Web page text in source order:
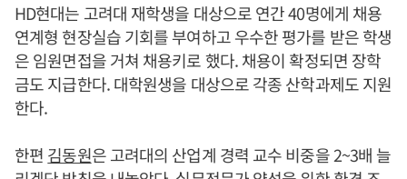
HD현대는 고려대 재학생을 대상으로 연간 40명에게 채용
연계형 현장실습 기회를 부여하고 우수한 평가를 받은 학생
은 임원면접을 거쳐 채용키로 했다. 채용이 확정되면 장학
금도 지급한다. 대학원생을 대상으로 각종 산학과제도 지원
한다.
한편 김동원은 고려대의 산업계 경력 교수 비중을 2~3배 늘